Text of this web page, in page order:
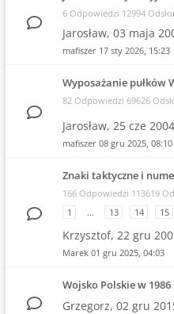
6 Odpowiedzi 12994
Jarosław, 03 maja
mafiszer 17 sty 2026, 15:23
Wyposażanie pułków
82 Odpowiedzi 69626
Jarosław, 25 cze
mafiszer 08 gru 2025, 08:10
Znaki taktyczne i
166 Odpowiedzi 113619
1
… 13 14 15
Krzysztof, 22 gru
Marek 01 gru 2025, 04:03
Wojsko Polskie w 1986
Grzegorz, 02 gru